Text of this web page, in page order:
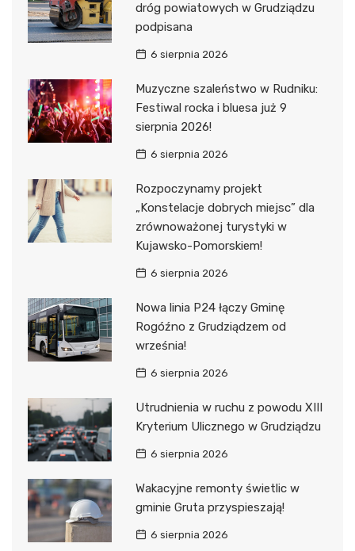
dróg powiatowych w Grudziądzu
podpisana
6 sierpnia 2026
Muzyczne szaleństwo w Rudniku:
Festiwal rocka i bluesa już 9
sierpnia 2026!
6 sierpnia 2026
Rozpoczynamy projekt
„Konstelacje dobrych miejsc” dla
zrównoważonej turystyki w
Kujawsko-Pomorskiem!
6 sierpnia 2026
Nowa linia P24 łączy Gminę
Rogóźno z Grudziądzem od
września!
6 sierpnia 2026
Utrudnienia w ruchu z powodu XIII
Kryterium Ulicznego w Grudziądzu
6 sierpnia 2026
Wakacyjne remonty świetlic w
gminie Gruta przyspieszają!
6 sierpnia 2026